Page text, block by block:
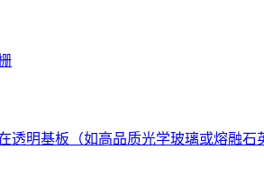
透明基板（如高品质光学玻璃或熔融